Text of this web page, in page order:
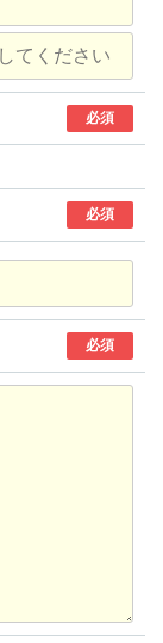
必須
必須
必須